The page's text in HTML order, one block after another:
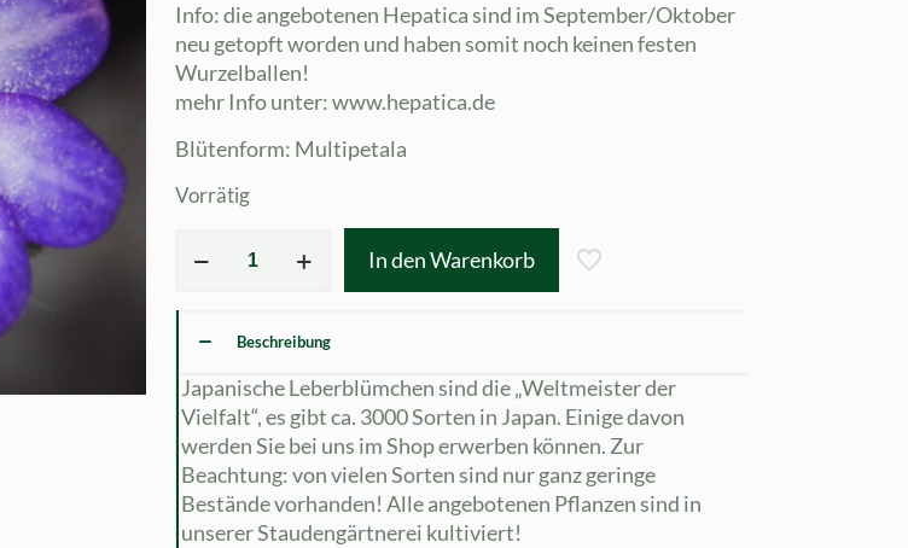
Info: die angebotenen Hepatica sind im September/Oktober
neu getopft worden und haben somit noch keinen festen
Wurzelballen!
mehr Info unter: www.hepatica.de
Blütenform: Multipetala
Vorrätig
japonica
In den Warenkorb
Beschreibung
Japanische Leberblümchen sind die „Weltmeister der
Vielfalt“, es gibt ca. 3000 Sorten in Japan. Einige davon
werden Sie bei uns im Shop erwerben können. Zur
Beachtung: von vielen Sorten sind nur ganz geringe
Bestände vorhanden! Alle angebotenen Pflanzen sind in
unserer Staudengärtnerei kultiviert!